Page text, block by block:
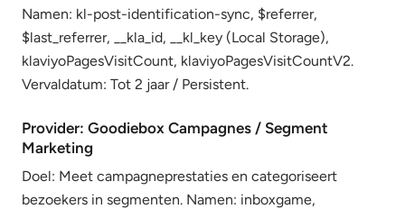
Namen: kl-post-identification-sync, $referrer,
$last_referrer, __kla_id, __kl_key (Local Storage),
klaviyoPagesVisitCount, klaviyoPagesVisitCountV2.
Vervaldatum: Tot 2 jaar / Persistent.
Provider: Goodiebox Campagnes / Segment
Marketing
Doel: Meet campagneprestaties en categoriseert
bezoekers in segmenten. Namen: inboxgame,